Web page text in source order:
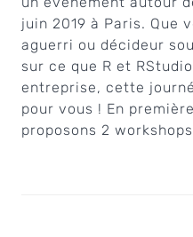
juin 2019 à Paris. Que
aguerri ou décideur
sur ce que R et
entreprise, cette
pour vous ! En
proposons 2